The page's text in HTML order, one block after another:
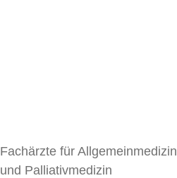
Fachärzte für Allgemeinmedizin
und Palliativmedizin